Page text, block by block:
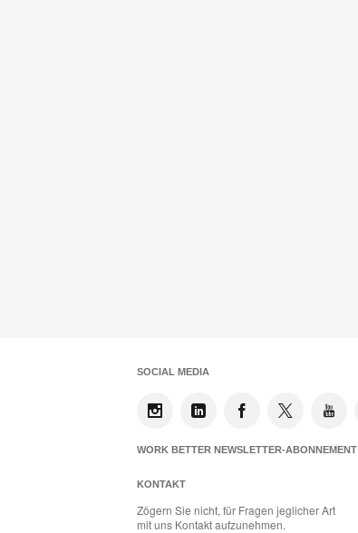
SOCIAL MEDIA
WORK BETTER NEWSLETTER-ABONNEMENT
KONTAKT
Zögern Sie nicht, für Fragen jeglicher Art
mit uns Kontakt aufzunehmen.